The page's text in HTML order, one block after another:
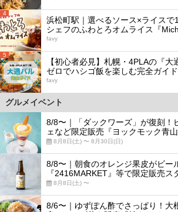
4
浜松町駅｜選べるソース×ライスで
シェフのふわとろオムライス『
favy
5
【初心者必見】札幌・4PLAの『
ゼロでハシゴ飯を楽しむ完全ガイド
favy
グルメイベント
8/8〜｜「ダックワーズ」が復刻！
ェなど限定販売『ヨックモック青山
8月8日(土) 〜 8月30日(日)
8/8〜｜朝食のオレンジ果皮がビー
『2416MARKET』等で限定販売ス
8月8日(土) 〜
8/6〜｜ゆずぽん酢でさっぱり！大